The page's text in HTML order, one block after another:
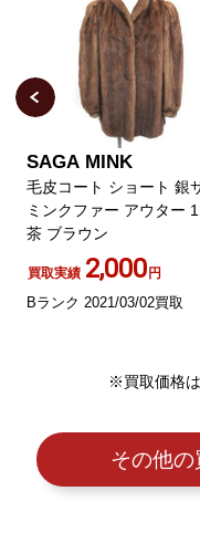
SAGA MINK
毛皮コート ショート 銀
ミンクファー アウター
茶 ブラウン
買取実績 2,000円
Bランク 2021/03/02買取
※買取価格
その他の